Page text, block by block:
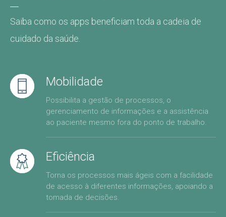
Saiba como os apps beneficiam toda a cadeia de
cuidado da saúde.
Mobilidade
Possibilita a gestão de processos, o
gerenciamento de informações e a assistência
ao paciente mesmo fora do ponto de trabalho.
Eficiência
Torna os processos mais ágeis com a facilidade
de acesso à diferentes informações, apoiando a
tomada de decisões.